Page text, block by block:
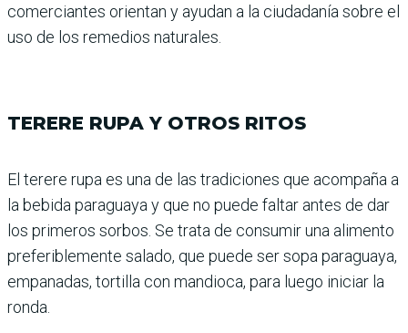
comerciantes orien­tan y ayudan a la ciudadanía sobre el
uso de los remedios naturales.
TERERE RUPA Y OTROS RITOS
El terere rupa es una de las tradiciones que acompaña a
la bebida paraguaya y que no puede faltar antes de dar
los primeros sorbos. Se trata de consumir una alimento
preferiblemente salado, que puede ser sopa paraguaya,
empanadas, tortilla con mandioca, para luego ini­ciar la
ronda.